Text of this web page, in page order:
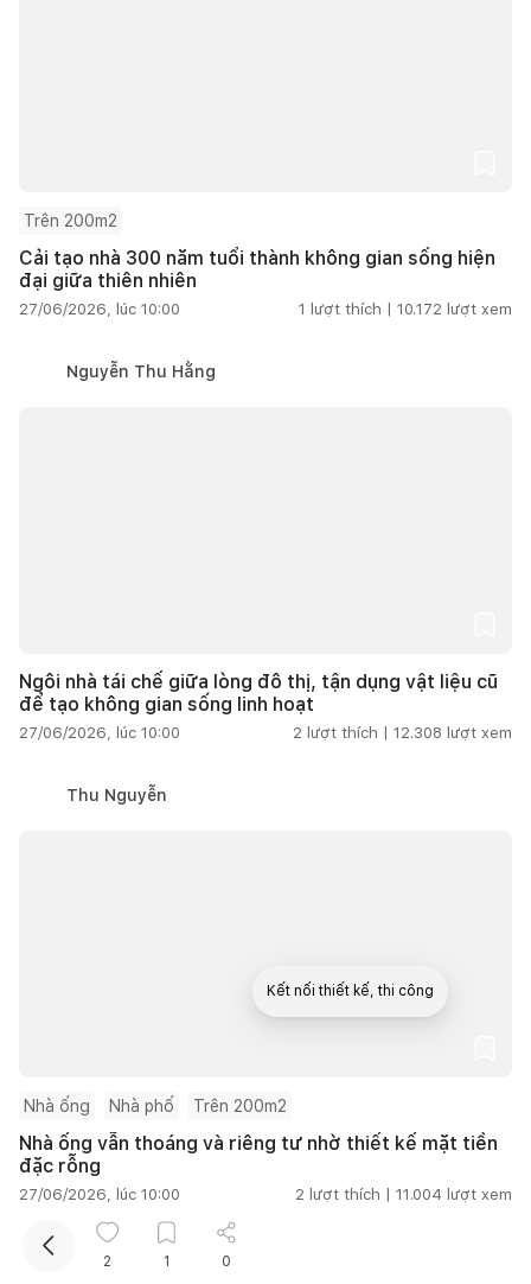
Trên 200m2
Cải tạo nhà 300 năm tuổi thành không gian sống hiện
đại giữa thiên nhiên
27/06/2026, lúc 10:00 1 lượt thích | 10.172 lượt xem
Nguyễn Thu Hằng
Ngôi nhà tái chế giữa lòng đô thị, tận dụng vật liệu cũ
để tạo không gian sống linh hoạt
27/06/2026, lúc 10:00 2 lượt thích | 12.308 lượt xem
Thu Nguyễn
Nhà ống Nhà phố Trên 200m2
Nhà ống vẫn thoáng và riêng tư nhờ thiết kế mặt tiền
đặc rỗng
27/06/2026, lúc 10:00 2 lượt thích | 11.004 lượt xem
Quân Hoàng
2 1 0
Kết nối thiết kế, thi công